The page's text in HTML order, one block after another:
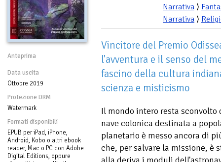
Anteprima
Data uscita
Ottobre 2019
Protezione DRM
Watermark
Formati disponibili
EPUB per iPad, iPhone,
Android, Kobo o altri ebook
reader, Mac o PC con Adobe
Digital Editions, oppure
Narrativa ⟩
Narrativa ⟩
Vincitore del Premio
l'avventura e il senso del
fascino della cultura
scienza e misticismo
Il mondo intero resta
nave colonica destinata a
planetario è messo ancora di
che, per salvare la missione, è